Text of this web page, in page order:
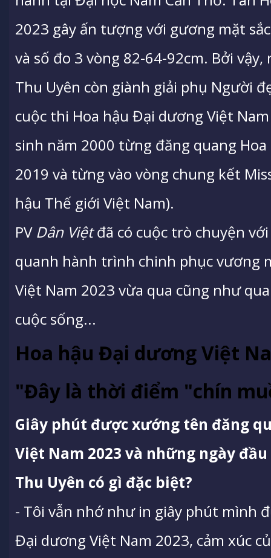
2023 gây ấn tượng với gương mặt
và số đo 3 vòng 82-64-92cm. Bởi
Thu Uyên còn giành giải phụ Người
cuộc thi Hoa hậu Đại dương Việt
sinh năm 2000 từng đăng quang
2019 và từng vào vòng chung kết
hậu Thế giới Việt Nam).
PV Dân Việtđã có cuộc trò chuyện
quanh hành trình chinh phục vương
Việt Nam 2023 vừa qua cũng như
cuộc sống...
Hoa hậu Đại dương Việt
"Đây là thời điểm "chín
Giây phút được xướng tên đăng
Việt Nam 2023 và những ngày
Thu Uyên có gì đặc biệt?
- Tôi vẫn nhớ như in giây phút mình
Đại dương Việt Nam 2023, cảm xúc